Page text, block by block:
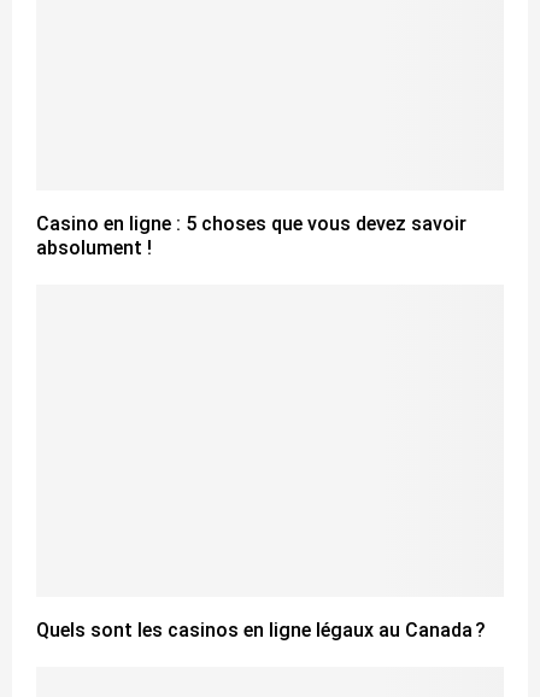
Casino en ligne : 5 choses que vous devez savoir
absolument !
Quels sont les casinos en ligne légaux au Canada ?